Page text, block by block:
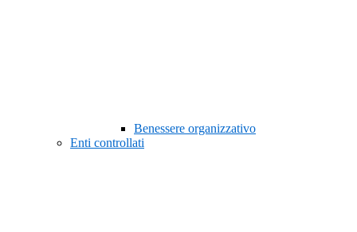
Benessere organizzativo
Enti controllati